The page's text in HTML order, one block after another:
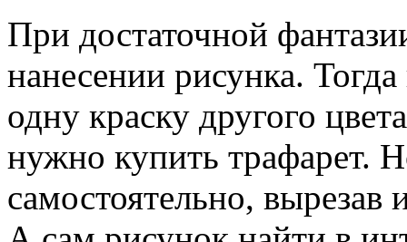
При достаточной
нанесении рисунка.
одну краску другого
нужно купить трафарет.
самостоятельно, вырезав